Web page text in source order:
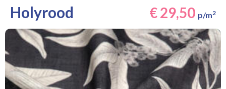
Holyrood € 29,50 p/m2